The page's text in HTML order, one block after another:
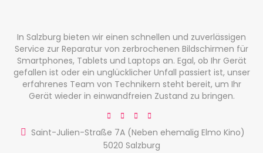
In Salzburg bieten wir einen schnellen und zuverlässigen
Service zur Reparatur von zerbrochenen Bildschirmen für
Smartphones, Tablets und Laptops an. Egal, ob Ihr Gerät
gefallen ist oder ein unglücklicher Unfall passiert ist, unser
erfahrenes Team von Technikern steht bereit, um Ihr
Gerät wieder in einwandfreien Zustand zu bringen.
Saint-Julien-Straße 7A (Neben ehemalig Elmo Kino)
5020 Salzburg